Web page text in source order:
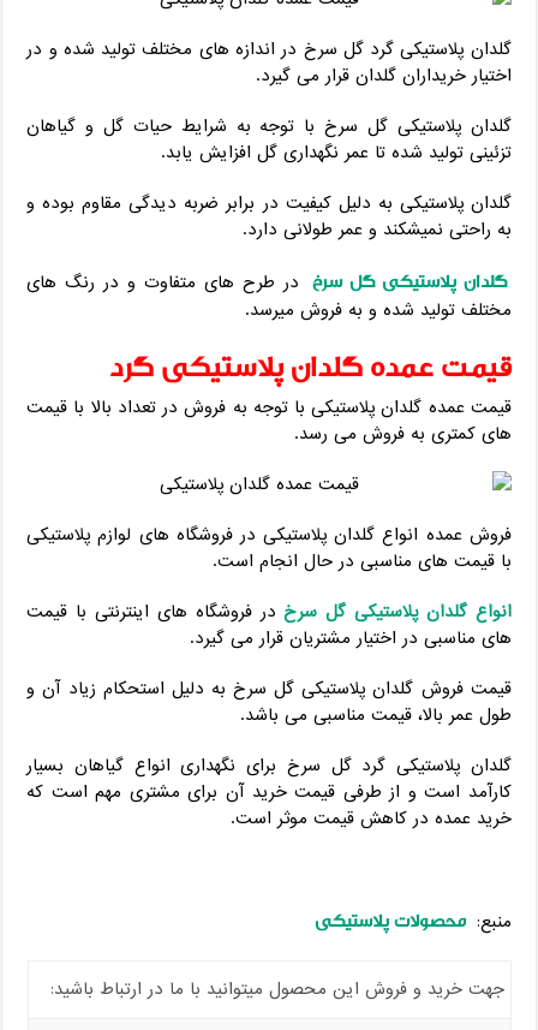
گلدان پلاستیکی گرد گل سرخ در اندازه های مختلف تولید شده و در
اختیار خریداران گلدان قرار می گیرد.
گلدان پلاستیکی گل سرخ با توجه به شرایط حیات گل و گیاهان
تزئینی تولید شده تا عمر نگهداری گل افزایش یابد.
گلدان پلاستیکی به دلیل کیفیت در برابر ضربه دیدگی مقاوم بوده و
به راحتی نمیشکند و عمر طولانی دارد.
گلدان پلاستیکی گل سرخ در طرح های متفاوت و در رنگ های
مختلف تولید شده و به فروش میرسد.
قیمت عمده گلدان پلاستیکی گرد
قیمت عمده گلدان پلاستیکی با توجه به فروش در تعداد بالا با قیمت
های کمتری به فروش می رسد.
فروش عمده انواع گلدان پلاستیکی در فروشگاه های لوازم پلاستیکی
با قیمت های مناسبی در حال انجام است.
انواع گلدان پلاستیکی گل سرخدر فروشگاه های اینترنتی با قیمت
های مناسبی در اختیار مشتریان قرار می گیرد.
قیمت فروش گلدان پلاستیکی گل سرخ به دلیل استحکام زیاد آن و
طول عمر بالا، قیمت مناسبی می باشد.
گلدان پلاستیکی گرد گل سرخ برای نگهداری انواع گیاهان بسیار
کارآمد است و از طرفی قیمت خرید آن برای مشتری مهم است که
خرید عمده در کاهش قیمت موثر است.
منبع: محصولات پلاستیکی
جهت خرید و فروش این محصول میتوانید با ما در ارتباط باشید: